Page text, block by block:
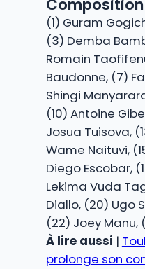
(1) Guram
(3) Demba
Romain
Baudonne, (7)
Shingi
(10) Antoine
Josua Tuisova,
Wame Naituvi,
Diego Escobar,
Lekima Vuda
Diallo, (20) Ugo
(22) Joey Manu,
À lire aussi |
prolonge son